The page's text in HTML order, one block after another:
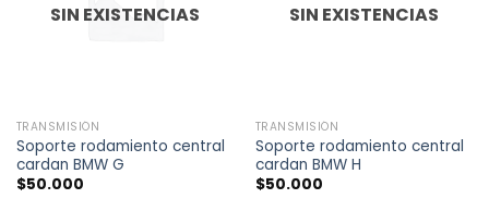
SIN EXISTENCIAS
TRANSMISIÓN
Soporte rodamiento central
cardan BMW G
$50.000
SIN EXISTENCIAS
TRANSMISIÓN
Soporte rodamiento central
cardan BMW H
$50.000